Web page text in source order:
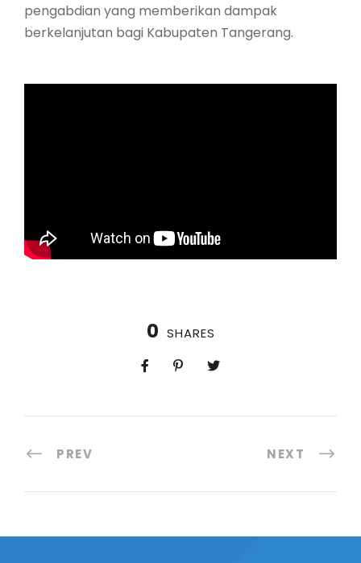
pengabdian yang memberikan dampak
berkelanjutan bagi Kabupaten Tangerang.
0 SHARES
PREV NEXT